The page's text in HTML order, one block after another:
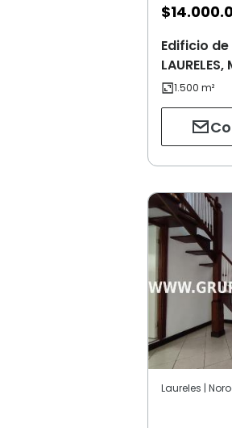
$
Edificio
Laureles |